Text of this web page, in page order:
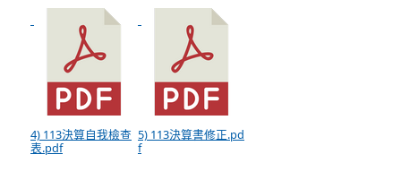
4) 113決算自我檢查
表.pdf
5) 113決算書修正.pd
f